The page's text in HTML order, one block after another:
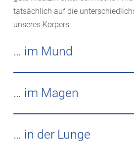
tatsächlich auf die
unseres Körpers.
… im Mund
Den Bittergeschmack nehmen auf
sogenannte Bitterstoffrezeptoren in
Geschmacksknospen wahr. Die
am Zungengrund. An der
weitere 25 Rezeptoren in dichter
unser Vergiftungsschutz, denn
… im Magen
Im Magen gibt es weitere Zellen,
mit Ausschüttung von Säure
dafür, dass ein aufgenommenes
… in der Lunge